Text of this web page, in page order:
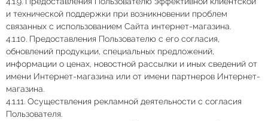
и технической поддержки при возникновении проблем
связанных с использованием Сайта интернет-магазина.
4.1.10. Предоставления Пользователю с его согласия,
обновлений продукции, специальных предложений,
информации о ценах, новостной рассылки и иных сведений от
имени Интернет-магазина или от имени партнеров Интернет-
магазина.
4.1.11. Осуществления рекламной деятельности с согласия
Пользователя.